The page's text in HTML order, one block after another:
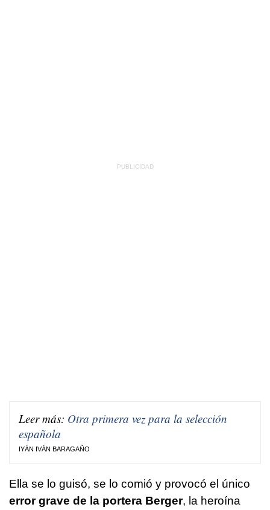
Leer más: Otra primera vez para la selección
española
IYÁN IVÁN BARAGAÑO
Ella se lo guisó, se lo comió y provocó el único
error grave de la portera Berger, la heroína